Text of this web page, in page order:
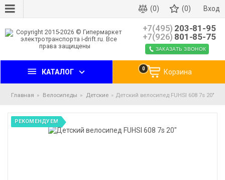
Вход
(0) (0)
+7(495) 203-81-95
+7(926) 801-85-75
ЗАКАЗАТЬ ЗВОНОК
КАТАЛОГ Корзина
0
Главная Велосипеды Детские Детский велосипед FUHSI 608 7s 20"
РЕКОМЕНДУЕМ